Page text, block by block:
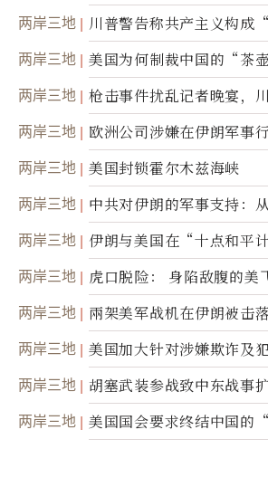
两岸三地 川普警告称共产主义构成
两岸三地 美国为何制裁中国的“茶
两岸三地
枪击事件扰乱记者晚宴，
职责
两岸三地
欧洲公司涉嫌在伊朗军事
美军基地的卫星图像
两岸三地 美国封锁霍尔木兹海峡
两岸三地
中共对伊朗的军事支持：
接技术转让
两岸三地 伊朗与美国在“十点和平
两岸三地 虎口脱险： 身陷敌腹的美
两岸三地
兩架美军战机在伊朗被击
踪
两岸三地
美国加大针对涉嫌欺诈及
民权力度
两岸三地
胡塞武装参战致中东战事
面入侵的可能性
两岸三地 美国国会要求终结中国的